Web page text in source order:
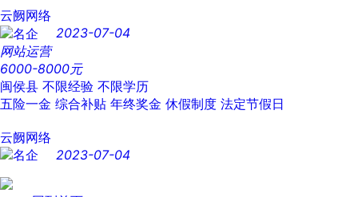
云阙网络
2023-07-04
网站运营
6000-8000元
闽侯县 不限经验 不限学历
五险一金 综合补贴 年终奖金 休假制度 法定节假日
云阙网络
2023-07-04